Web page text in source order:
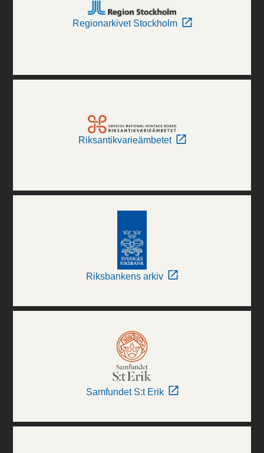
Regionarkivet Stockholm
Riksantikvarieämbetet
Riksbankens arkiv
Samfundet S:t Erik